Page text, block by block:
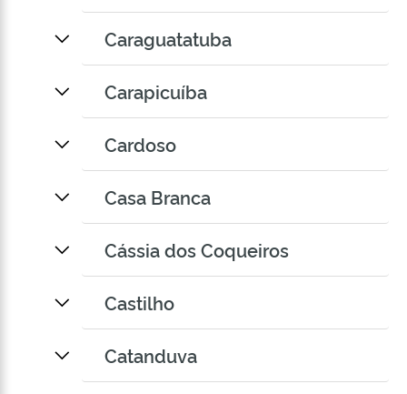
Caraguatatuba
Carapicuíba
Cardoso
Casa Branca
Cássia dos Coqueiros
Castilho
Catanduva